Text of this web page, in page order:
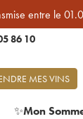
entre le
86 10
MES VINS
✨Mon